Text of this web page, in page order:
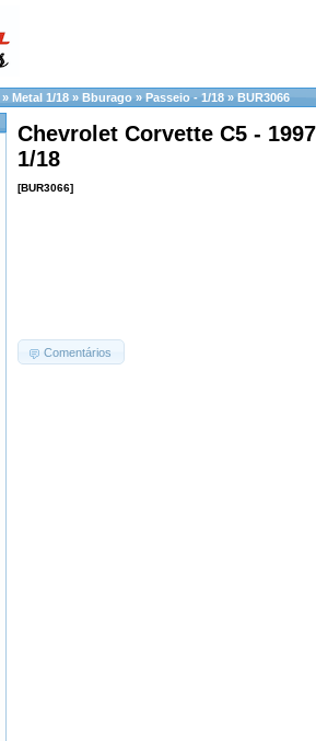
» Metal 1/18 » Bburago » Passeio - 1/18 » BUR3066
Chevrolet Corvette C5 -
1/18
[BUR3066]
Comentários